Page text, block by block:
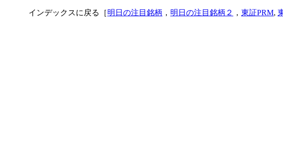
インデックスに戻る［明日の注目銘柄 ， 明日の注目銘柄２ ， 東証PRM,